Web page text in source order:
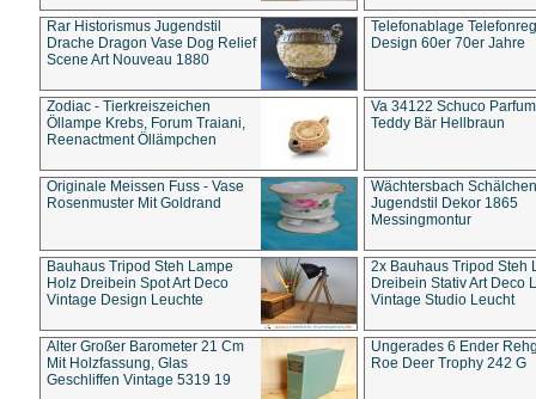
Rar Historismus Jugendstil
Drache Dragon Vase Dog Relief
Scene Art Nouveau 1880
Telefonablage
Design 60er 70er Jahre
Zodiac - Tierkreiszeichen
Öllampe Krebs, Forum Traiani,
Reenactment Öllämpchen
Va 34122 Schuco
Teddy Bär Hellbraun
Originale Meissen Fuss - Vase
Rosenmuster Mit Goldrand
Wächtersbach Schälchen
Jugendstil Dekor 1865
Messingmontur
Bauhaus Tripod Steh Lampe
Holz Dreibein Spot Art Deco
Vintage Design Leuchte
2x Bauhaus Tripod Steh
Dreibein Stativ Art Deco
Vintage Studio Leucht
Alter Großer Barometer 21 Cm
Mit Holzfassung, Glas
Geschliffen Vintage 5319 19
Ungerades 6 Ender
Roe Deer Trophy 242 G